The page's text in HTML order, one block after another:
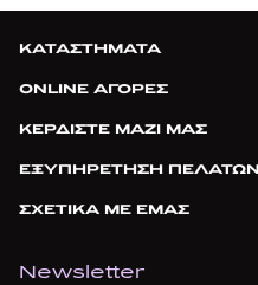
ΚΑΤΑΣΤΗΜΑΤΑ
ONLINE ΑΓΟΡΕΣ
ΚΕΡΔΙΣΤΕ ΜΑΖΙ ΜΑΣ
ΕΞΥΠΗΡΕΤΗΣΗ ΠΕΛΑΤΩΝ
ΣΧΕΤΙΚΑ ΜΕ ΕΜΑΣ
Newsletter